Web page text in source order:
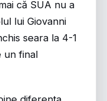
că SUA nu a
lui Giovanni
seara la 4-1
un final